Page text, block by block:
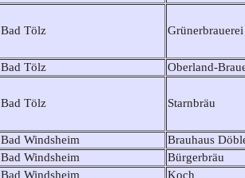
Bad Tölz Grünerbrauerei
Bad Tölz Oberland-
Bad Tölz Starnbräu
Bad Windsheim
Brauhaus
Bad Windsheim
Bürgerbräu
Bad Windsheim Koch